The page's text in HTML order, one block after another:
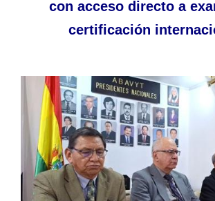
con acceso directo a
certificación